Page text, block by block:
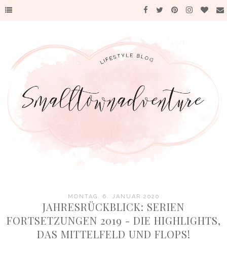
MONTAG, 6. JANUAR 2020
JAHRESRÜCKBLICK: SERIEN
FORTSETZUNGEN 2019 - DIE HIGHLIGHTS,
DAS MITTELFELD UND FLOPS!